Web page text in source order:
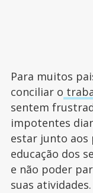
Para muitos
conciliar o
sentem
impotentes
estar junto aos
educação dos
e não poder
suas atividades.